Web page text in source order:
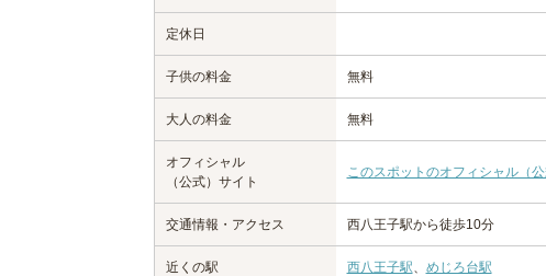
定休日
子供の料金 無料
大人の料金 無料
オフィシャル
（公式）サイト
このスポットのオフィシャル（
交通情報・アクセス 西八王子駅から徒歩10分
近くの駅 西八王子駅、 めじろ台駅